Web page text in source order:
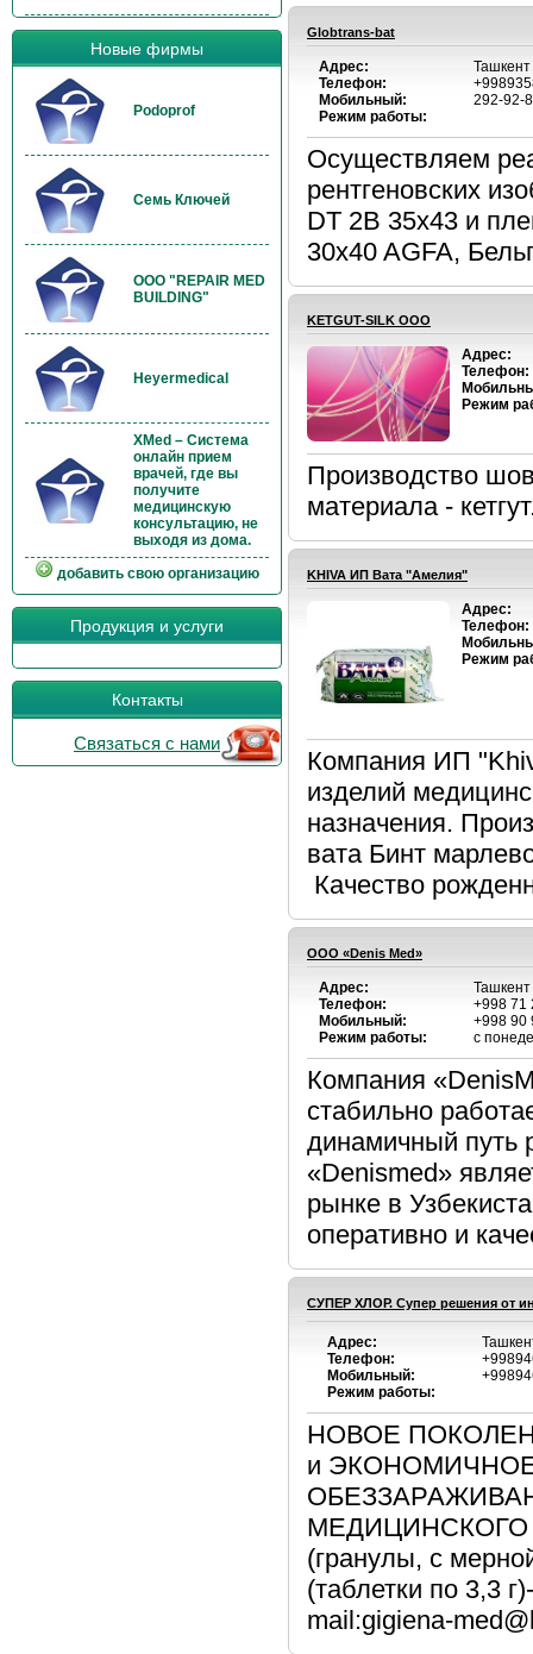
Новые фирмы
Podoprof
Семь Ключей
OOO "REPAIR MED
BUILDING"
Heyermedical
XMed – Система
онлайн прием
врачей, где вы
получите
медицинскую
консультацию, не
выходя из дома.
добавить свою организацию
Продукция и услуги
Контакты
Связаться с нами
Globtrans-bat
Адрес:
Телефон:
Мобильный:
Режим работы:
Ташкент
292-92-
Осуществляем
рентгеновских
DT 2B 35x43 и
30x40 AGFA,
KETGUT-SILK OOO
Адрес:
Телефон:
Режим
Производство
материала -
KHIVA ИП Вата "Амелия"
Адрес:
Телефон:
Режим
Компания ИП
изделий
назначения.
вата Бинт
Качество
ОOO «Denis Med»
Адрес:
Телефон:
Мобильный:
Режим работы:
+998 71
+998 90
с
Компания
стабильно
динамичный путь
«Denismed»
рынке в
оперативно и
СУПЕР ХЛОР. Cупер решения от
Адрес:
Телефон:
Мобильный:
Режим работы:
НОВОЕ
и
МЕДИЦИНСКОГО
(гранулы, с
(таблетки по 3,3
mail:gigiena-